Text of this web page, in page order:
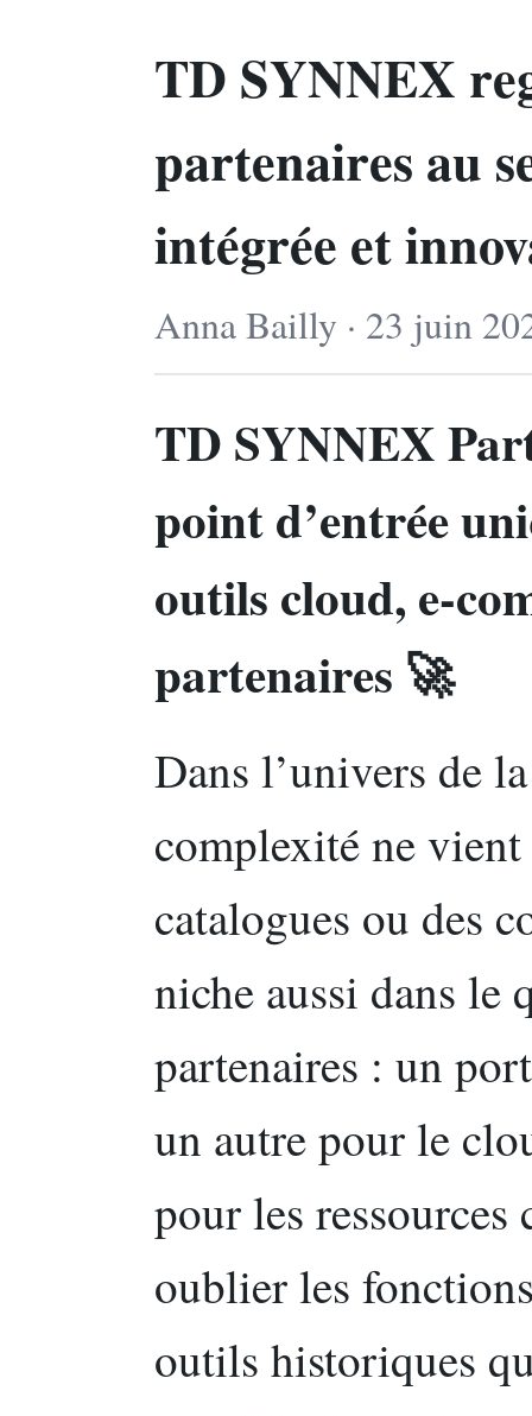
TD SYNNEX
partenaires au
intégrée et
Anna Bailly · 23 juin
TD SYNNEX
point d’entrée
outils cloud, e-
partenaires 🚀
Dans l’univers de
complexité ne vient
catalogues ou des
niche aussi dans le
partenaires : un
un autre pour le
pour les ressources
oublier les
outils historiques